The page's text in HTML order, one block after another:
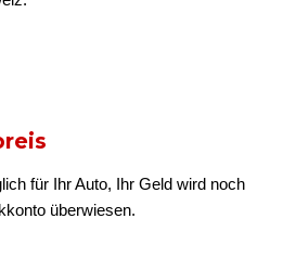
für Ihr Auto, Ihr Geld wird noch
überwiesen.